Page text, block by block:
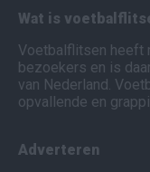
Wat is
Voetbalflitsen heeft
bezoekers en is
van Nederland.
opvallende en
Adverteren